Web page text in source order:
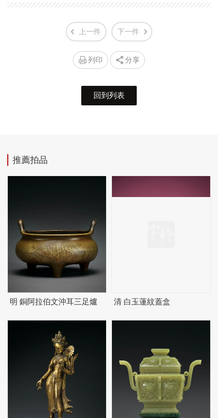
上一件 下一件
列印 分享
回到列表
推薦拍品
明 銅阿拉伯文沖耳三足爐 清 白玉蓮紋蓋盒